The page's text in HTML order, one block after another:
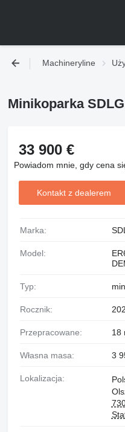
Machineryline
Minikoparka
33 900 €
Powiadom mnie, gdy cena
Kontakt z dealerem
Marka:
Model:
Typ:
Rocznik:
Przepracowane: 18
Własna masa: 3
Lokalizacja: